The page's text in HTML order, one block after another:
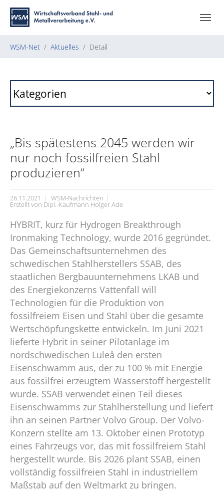
Zum Hauptinhalt springen
Skip to page footer
Sie sind hier:
WSM-Net Aktuelles Detail
„Bis spätestens 2045 werden wir
nur noch fossilfreien Stahl
produzieren“
26.11.2021 WSM-Nachrichten
Erstellt von Dipl.-Kaufmann Holger Ade
HYBRIT, kurz für Hydrogen Breakthrough
Ironmaking Technology, wurde 2016 gegründet.
Das Gemeinschaftsunternehmen des
schwedischen Stahlherstellers SSAB, des
staatlichen Bergbauunternehmens LKAB und
des Energiekonzerns Vattenfall will
Technologien für die Produktion von
fossilfreiem Eisen und Stahl über die gesamte
Wertschöpfungskette entwickeln. Im Juni 2021
lieferte Hybrit in seiner Pilotanlage im
nordschwedischen Luleå den ersten
Eisenschwamm aus, der zu 100 % mit Energie
aus fossilfrei erzeugtem Wasserstoff hergestellt
wurde. SSAB verwendet einen Teil dieses
Eisenschwamms zur Stahlherstellung und liefert
ihn an seinen Partner Volvo Group. Der Volvo-
Konzern stellte am 13. Oktober einen Prototyp
eines Fahrzeugs vor, das mit fossilfreiem Stahl
hergestellt wurde. Bis 2026 plant SSAB, einen
vollständig fossilfreien Stahl in industriellem
Maßstab auf den Weltmarkt zu bringen.